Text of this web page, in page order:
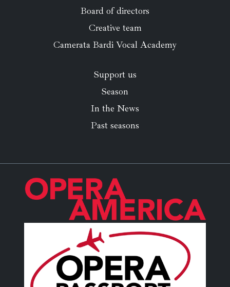
Board of directors
Creative team
Camerata Bardi Vocal Academy
Support us
Season
In the News
Past seasons